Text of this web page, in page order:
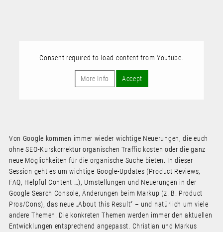
Consent required to load content from Youtube.
More Info Accept
Von Google kommen immer wieder wichtige Neuerungen, die euch
ohne SEO-Kurskorrektur organischen Traffic kosten oder die ganz
neue Möglichkeiten für die organische Suche bieten. In dieser
Session geht es um wichtige Google-Updates (Product Reviews,
FAQ, Helpful Content …), Umstellungen und Neuerungen in der
Google Search Console, Änderungen beim Markup (z. B. Product
Pros/Cons), das neue „About this Result“ – und natürlich um viele
andere Themen. Die konkreten Themen werden immer den aktuellen
Entwicklungen entsprechend angepasst. Christian und Markus